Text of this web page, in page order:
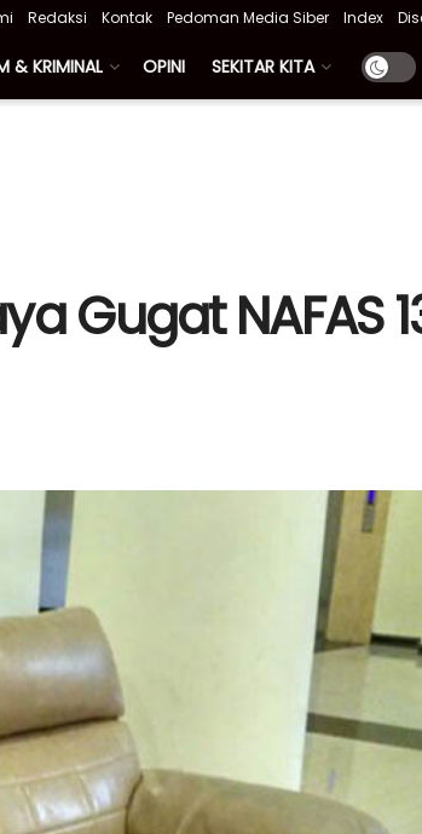
Redaksi Kontak Pedoman Media Siber Index
& KRIMINAL OPINI SEKITAR KITA
Gugat NAFAS